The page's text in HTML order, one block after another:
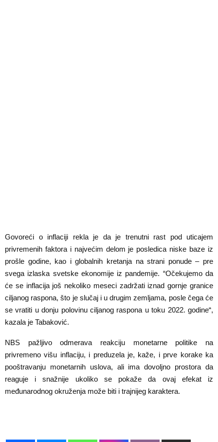
Govoreći o inflaciji rekla je da je trenutni rast pod uticajem
privremenih faktora i najvećim delom je posledica niske baze iz
prošle godine, kao i globalnih kretanja na strani ponude – pre
svega izlaska svetske ekonomije iz pandemije. “Očekujemo da
će se inflacija još nekoliko meseci zadržati iznad gornje granice
ciljanog raspona, što je slučaj i u drugim zemljama, posle čega će
se vratiti u donju polovinu ciljanog raspona u toku 2022. godine“,
kazala je Tabaković.
NBS pažljivo odmerava reakciju monetarne politike na
privremeno višu inflaciju, i preduzela je, kaže, i prve korake ka
pooštravanju monetarnih uslova, ali ima dovoljno prostora da
reaguje i snažnije ukoliko se pokaže da ovaj efekat iz
međunarodnog okruženja može biti i trajnijeg karaktera.